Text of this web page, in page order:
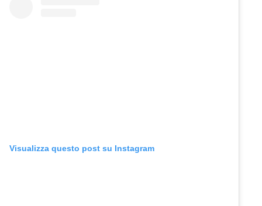
Visualizza questo post su Instagram